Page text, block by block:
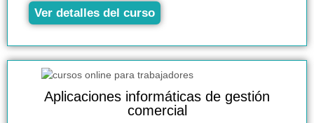
Ver detalles del curso
Aplicaciones informáticas de gestión
comercial